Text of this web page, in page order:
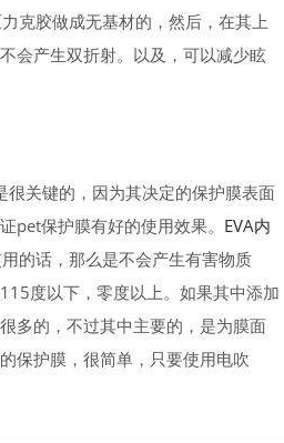
克胶做成无基材的，然后，在其上
会产生双折射。以及，可以减少眩
关键的，因为其决定的保护膜表面
pet保护膜有好的使用效果。 EVA内
的话，那么是不会产生有害物质
度以下，零度以上。如果其中添加
多的，不过其中主要的，是为膜面
保护膜，很简单，只要使用电吹